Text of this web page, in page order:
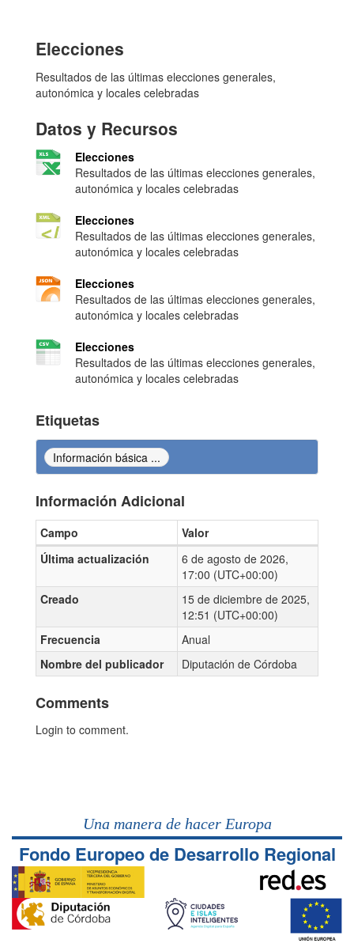
Elecciones
Resultados de las últimas elecciones generales,
autonómica y locales celebradas
Datos y Recursos
Elecciones
Resultados de las últimas elecciones generales,
autonómica y locales celebradas
Elecciones
Resultados de las últimas elecciones generales,
autonómica y locales celebradas
Elecciones
Resultados de las últimas elecciones generales,
autonómica y locales celebradas
Elecciones
Resultados de las últimas elecciones generales,
autonómica y locales celebradas
Etiquetas
Información básica ...
Información Adicional
Información Adicional
Campo
Valor
Última actualización
6 de agosto de 2026,
17:00 (UTC+00:00)
Creado
15 de diciembre de 2025,
12:51 (UTC+00:00)
Frecuencia
Anual
Nombre del publicador
Diputación de Córdoba
Comments
Login to comment.
Una manera de hacer Europa
Fondo Europeo de Desarrollo Regional